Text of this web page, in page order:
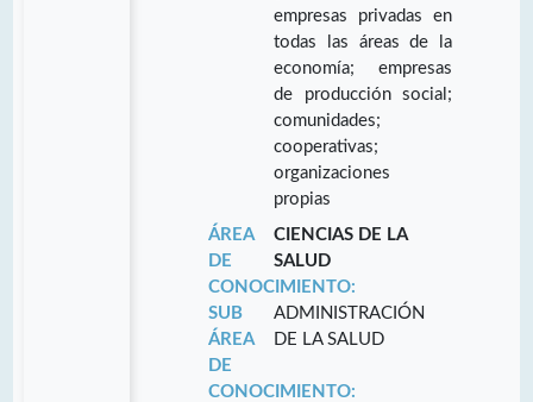
empresas privadas en
todas las áreas de la
economía; empresas
de producción social;
comunidades;
cooperativas;
organizaciones
propias
ÁREA
DE
CONOCIMIENTO:
CIENCIAS DE LA
SALUD
SUB
ÁREA
DE
CONOCIMIENTO:
ADMINISTRACIÓN
DE LA SALUD